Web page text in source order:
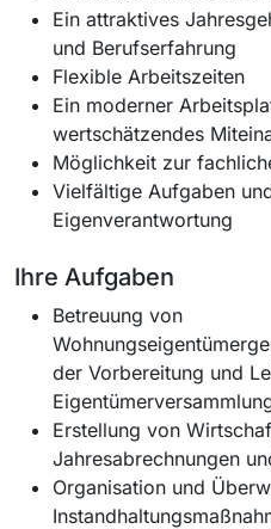
Ein attraktives
und Berufserfahrung
Flexible Arbeitszeiten
Ein moderner
wertschätzendes
Möglichkeit zur
Vielfältige Aufgaben
Eigenverantwortung
Ihre Aufgaben
Betreuung von
der Vorbereitung und
Erstellung von
Jahresabrechnungen
Organisation und